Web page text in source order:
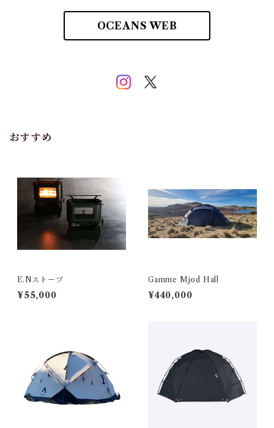
OCEANS WEB
おすすめ
E.Nストーブ
¥55,000
Gamme Mjod Hall
¥440,000